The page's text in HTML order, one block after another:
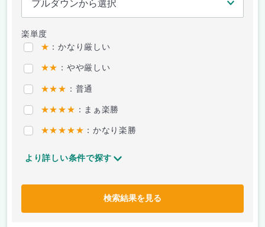
楽単度
★ ：かなり厳しい
★★ ：やや厳しい
★★★ ：普通
★★★★ ：まぁ楽勝
★★★★★ ：かなり楽勝
より詳しい条件で探す
検索結果を見る